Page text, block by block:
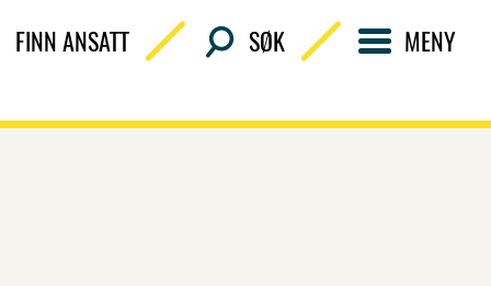
FINN ANSATT SØK MENY